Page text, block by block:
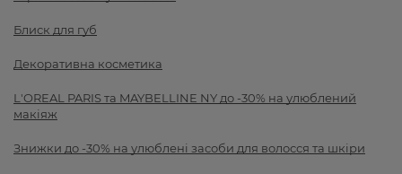
Блиск для губ
Декоративна косметика
L'OREAL PARIS та MAYBELLINE NY до -30% на улюблений
макіяж
Знижки до -30% на улюблені засоби для волосся та шкіри